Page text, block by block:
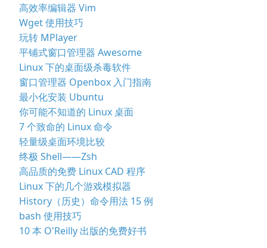
高效率编辑器 Vim
Wget 使用技巧
玩转 MPlayer
平铺式窗口管理器 Awesome
Linux 下的桌面级杀毒软件
窗口管理器 Openbox 入门指南
最小化安装 Ubuntu
你可能不知道的 Linux 桌面
7 个致命的 Linux 命令
轻量级桌面环境比较
终极 Shell——Zsh
高品质的免费 Linux CAD 程序
Linux 下的几个游戏模拟器
History（历史）命令用法 15 例
bash 使用技巧
10 本 O'Reilly 出版的免费好书